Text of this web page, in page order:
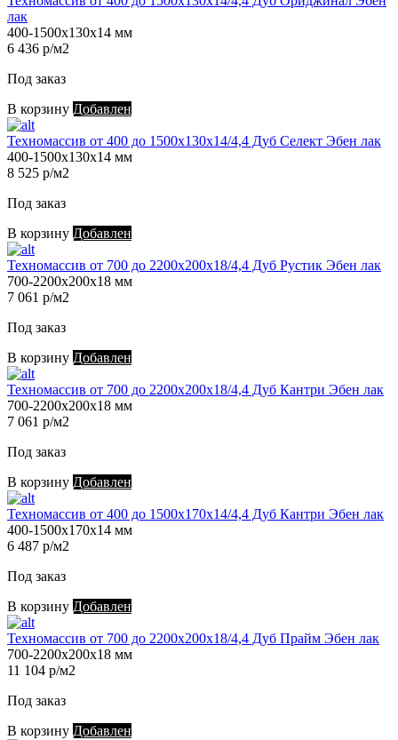
лак
400-1500х130х14 мм
6 436 р/м2
Под заказ
В корзину Добавлен
Техномассив от 400 до 1500х130х14/4,4 Дуб Селект Эбен лак
400-1500х130х14 мм
8 525 р/м2
Под заказ
В корзину Добавлен
Техномассив от 700 до 2200х200х18/4,4 Дуб Рустик Эбен лак
700-2200х200х18 мм
7 061 р/м2
Под заказ
В корзину Добавлен
Техномассив от 700 до 2200х200х18/4,4 Дуб Кантри Эбен лак
700-2200х200х18 мм
7 061 р/м2
Под заказ
В корзину Добавлен
Техномассив от 400 до 1500х170х14/4,4 Дуб Кантри Эбен лак
400-1500х170х14 мм
6 487 р/м2
Под заказ
В корзину Добавлен
Техномассив от 700 до 2200х200х18/4,4 Дуб Прайм Эбен лак
700-2200х200х18 мм
11 104 р/м2
Под заказ
В корзину Добавлен